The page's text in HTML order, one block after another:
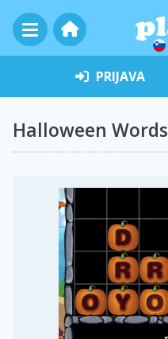
PRIJAVA
Halloween Words